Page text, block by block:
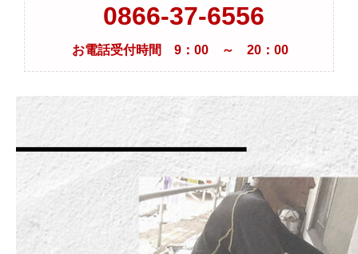
0866-37-6556
お電話受付時間 9：00 ～ 20：00